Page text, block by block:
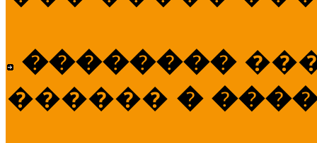
��������
������ �